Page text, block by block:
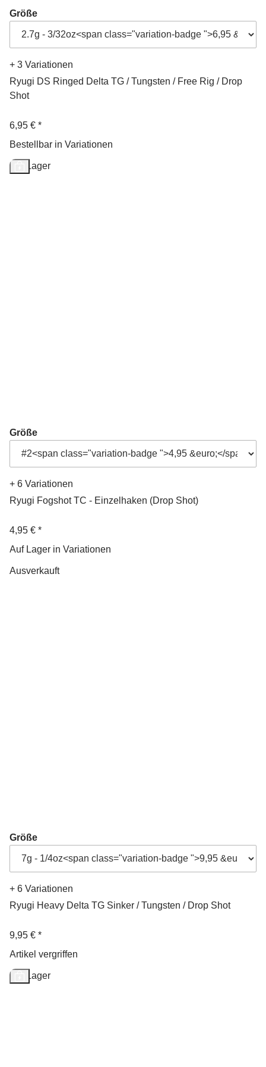
Größe
+ 3 Variationen
Ryugi DS Ringed Delta TG / Tungsten / Free Rig / Drop
Shot
6,95 € *
Bestellbar in Variationen
Auf Lager
Größe
+ 6 Variationen
Ryugi Fogshot TC - Einzelhaken (Drop Shot)
4,95 € *
Auf Lager in Variationen
Ausverkauft
Größe
+ 6 Variationen
Ryugi Heavy Delta TG Sinker / Tungsten / Drop Shot
9,95 € *
Artikel vergriffen
Auf Lager